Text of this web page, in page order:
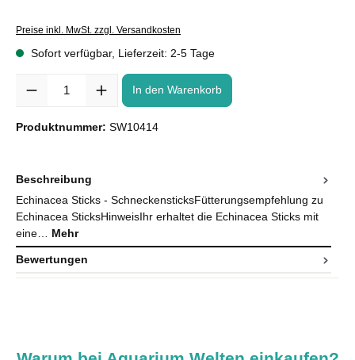
Preise inkl. MwSt. zzgl. Versandkosten
Sofort verfügbar, Lieferzeit: 2-5 Tage
In den Warenkorb
Produktnummer: SW10414
Beschreibung
Echinacea Sticks - SchneckensticksFütterungsempfehlung zu
Echinacea SticksHinweisIhr erhaltet die Echinacea Sticks mit
eine… Mehr
Bewertungen